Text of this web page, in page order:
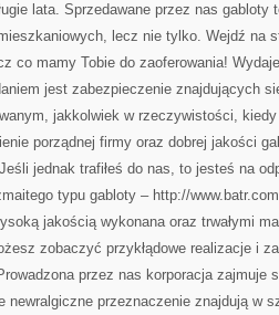
lata. Sprzedawane przez nas gabloty
lecz nie tylko. Wejdź na
co mamy Tobie do zaoferowania!
jest zabezpieczenie znajdujących
jakkolwiek w rzeczywistości,
porządnej firmy oraz dobrej jakości
jednak trafiłeś do nas, to jesteś na
typu gabloty – http://
jakością wykonana oraz trwałymi
zobaczyć przykłądowe realizacje i
przez nas korporacja zajmuje
newralgiczne przeznaczenie znajdują w